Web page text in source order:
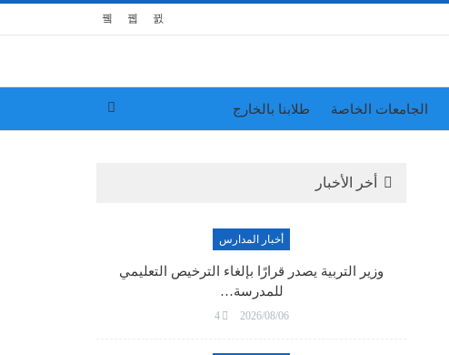
الجامعات الخاصة طلابنا بالخارج
أخر الأخبار
أخبار المدارس
وزير التربية يصدر قرارًا بإلغاء الترخيص التعليمي
للمدرسة…
2026/08/06
4